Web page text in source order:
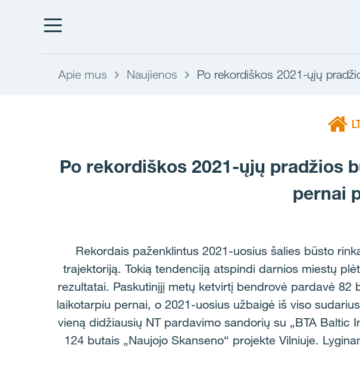
Apie mus Naujienos Po rekordiškos 2021-ųjų
Po rekordiškos 2021-ųjų pradžios
pernai
Rekordais paženklintus 2021-uosius šalies būsto
trajektoriją. Tokią tendenciją atspindi darnios miestų
rezultatai. Paskutinįjį metų ketvirtį bendrovė pardavė
laikotarpiu pernai, o 2021-uosius užbaigė iš viso
vieną didžiausių NT pardavimo sandorių su „BTA
124 butais „Naujojo Skanseno“ projekte Vilniuje.